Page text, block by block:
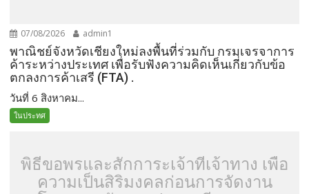
07/08/2026 admin1
พาณิชย์จังหวัดเชียงใหม่ลงพื้นที่ร่วมกับ กรมเจรจาการ
ค้าระหว่างประเทศ เพื่อรับฟังความคิดเห็นเกี่ยวกับข้อ
ตกลงการค้าเสรี (FTA) .
วันที่ 6 สิงหาคม...
ในประทศ
พิธีขอพรและสักการะเจ้าที่เจ้าทาง เพื่อ
ความเป็นสิริมงคลก่อนการจัดงาน